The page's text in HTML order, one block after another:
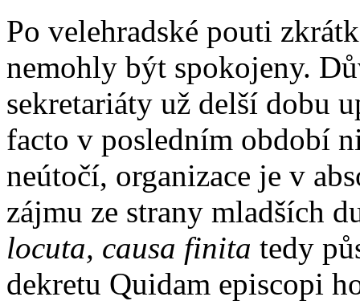
Po velehradské pouti
nemohly být spokojeny.
sekretariáty už delší dobu
facto v posledním období
neútočí, organizace je v
zájmu ze strany mladších
locuta, causa finita tedy
dekretu Quidam episcopi